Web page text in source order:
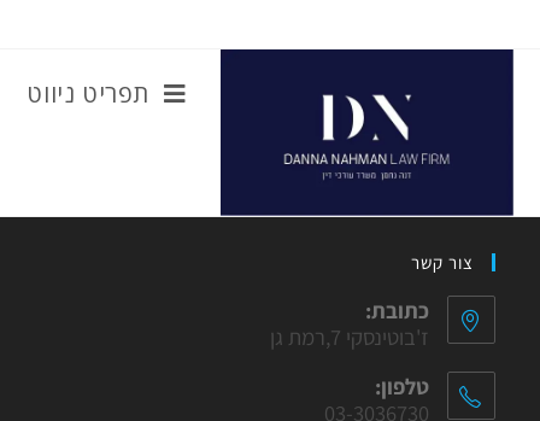
תפריט ניווט
צור קשר
כתובת:
ז'בוטינסקי 7,רמת גן
טלפון:
03-3036730